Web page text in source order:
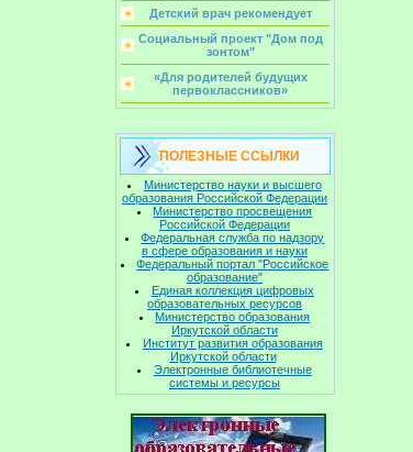
Детский врач рекомендует
Социальный проект "Дом под
зонтом"
«Для родителей будущих
первоклассников»
ПОЛЕЗНЫЕ ССЫЛКИ
Министерство науки и высшего
образования Российской Федерации
Министерство просвещения
Российской Федерации
Федеральная служба по надзору
в сфере образования и науки
Федеральный портал "Российское
образование"
Единая коллекция цифровых
образовательных ресурсов
Министерство образования
Иркутской области
Институт развития образования
Иркутской области
Электронные библиотечные
системы и ресурсы